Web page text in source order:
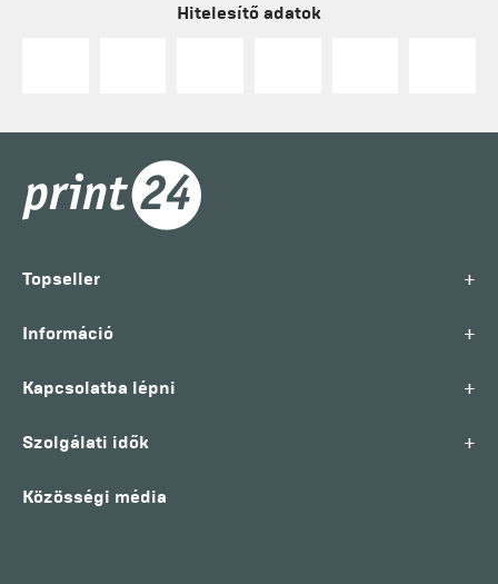
Hitelesítő adatok
Topseller +
Információ +
Kapcsolatba lépni +
Szolgálati idők +
Közösségi média